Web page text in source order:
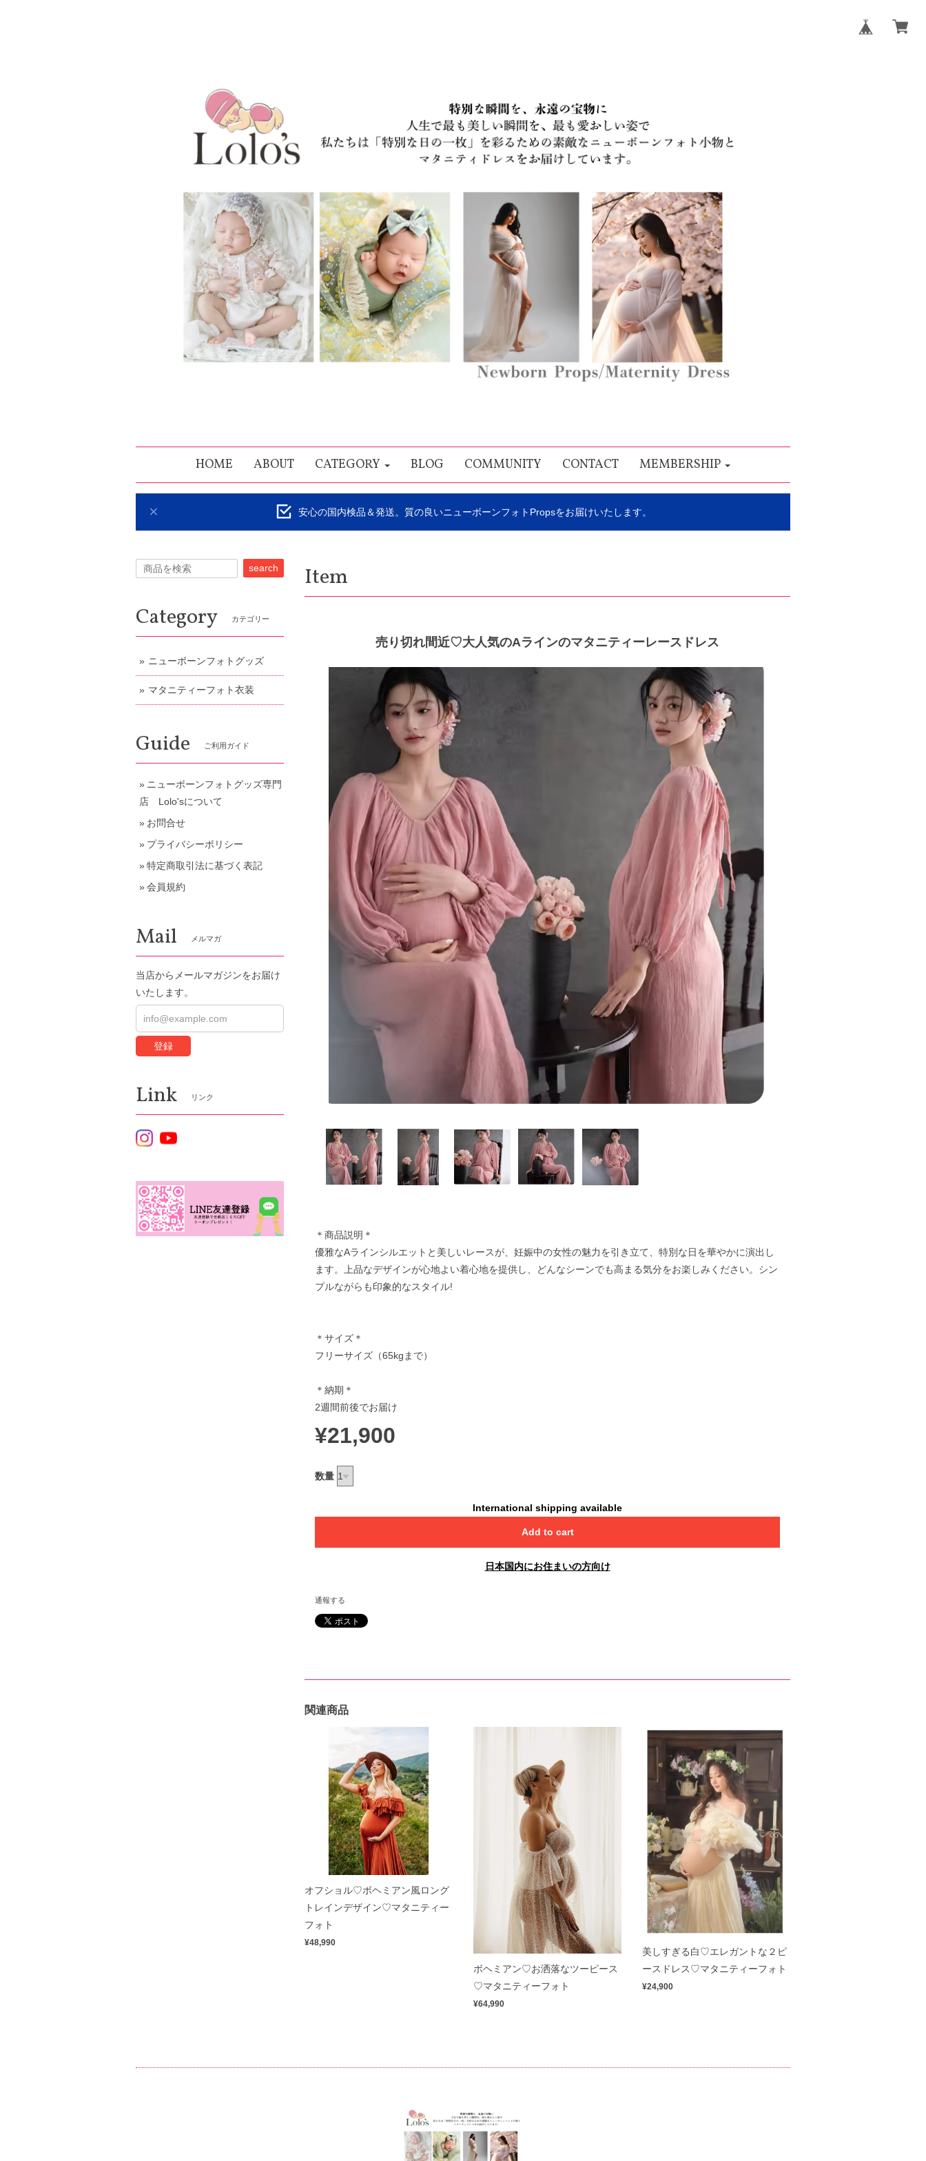
HOME ABOUT CATEGORY BLOG COMMUNITY CONTACT MEMBERSHIP
安心の国内検品＆発送。質の良いニューボーンフォトPropsをお届けいたします。
Item
売り切れ間近♡大人気のAラインのマタニティーレースドレス
＊商品説明＊
優雅なAラインシルエットと美しいレースが、妊娠中の女性の魅力を引き立て、特別な日を華やかに演出し
ます。上品なデザインが心地よい着心地を提供し、どんなシーンでも高まる気分をお楽しみください。シン
プルながらも印象的なスタイル!
＊サイズ＊
フリーサイズ（65kgまで）
＊納期＊
2週間前後でお届け
¥21,900
数量
International shipping available
Add to cart
日本国内にお住まいの方向け
通報する
関連商品
オフショル♡ボヘミアン風ロング
トレインデザイン♡マタニティー
フォト
¥48,990
ボヘミアン♡お洒落なツーピース
♡マタニティーフォト
¥64,990
美しすぎる白♡エレガントな２ピ
ースドレス♡マタニティーフォト
¥24,900
search
Category カテゴリー
ニューボーンフォトグッズ
マタニティーフォト衣装
Guide ご利用ガイド
ニューボーンフォトグッズ専門
店 Lolo'sについて
お問合せ
プライバシーポリシー
特定商取引法に基づく表記
会員規約
Mail メルマガ
当店からメールマガジンをお届け
いたします。
登録
Link リンク